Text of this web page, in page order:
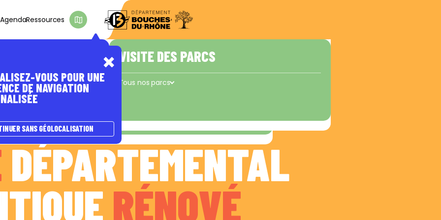
À ÊTRE ACCOMPAGNÉ(E)
Les coups de pouce du Département
Concors - Taulisson
VISITE DES PARCS
Tous nos parcs
AgendaRessources
DÉPARTEMENTAL
RÉNOVÉ
VOUS POUR UNE
DE NAVIGATION
SANS GÉOLOCALISATION